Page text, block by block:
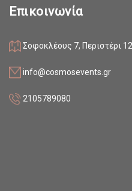
Επικοινωνία
Σοφοκλέους 7, Περιστέρι
info@cosmosevents.gr
2105789080